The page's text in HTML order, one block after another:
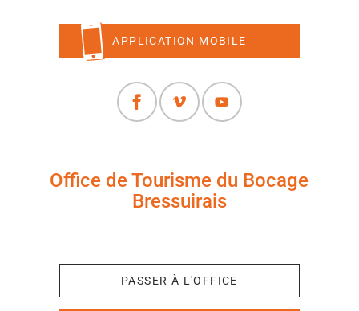
APPLICATION MOBILE
Office de Tourisme du Bocage
Bressuirais
PASSER À L'OFFICE